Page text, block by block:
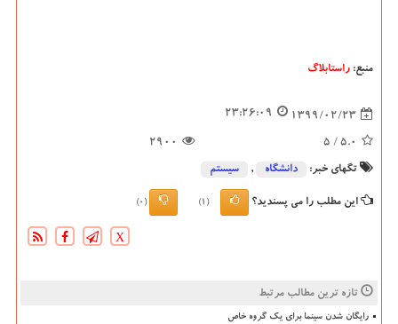
منبع: راستابلاگ
1399/02/23
23:26:09
5.0
/ 5
2900
تگهای خبر: دانشگاه‌ , سیستم
این مطلب را می پسندید؟ (1)
(0)
X
تازه ترین مطالب مرتبط
رایگان شدن سینما برای یک گروه خاص